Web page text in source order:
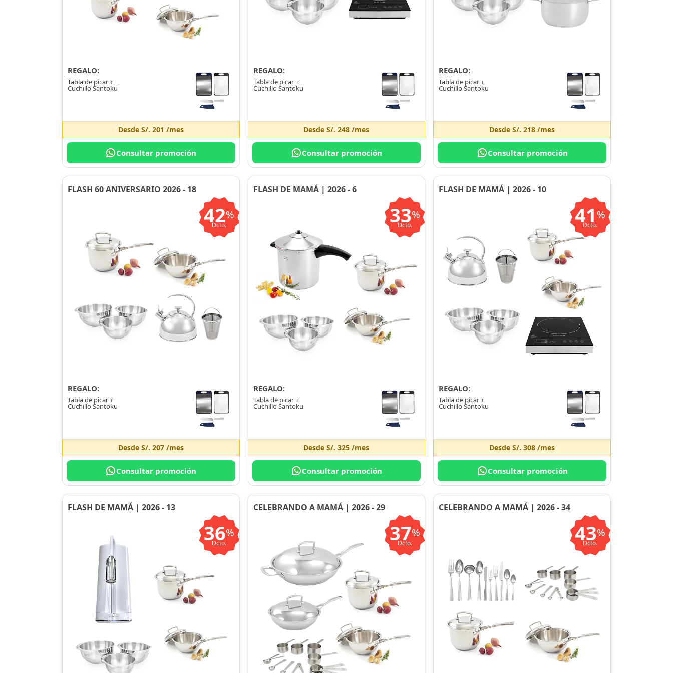
REGALO:
Tabla de picar +
Cuchillo Santoku
Desde S/. 201 /mes
Consultar promoción
REGALO:
Tabla de picar +
Cuchillo Santoku
DesdeS/. 248 /mes
Consultar promoción
REGALO:
Tabla de picar +
Cuchillo Santoku
DesdeS/. 218 /mes
Consultar promoción
FLASH 60 ANIVERSARIO 2026 - 18
42%
Dcto.
REGALO:
Tabla de picar +
Cuchillo Santoku
Desde S/. 207/mes
Consultar promoción
FLASH DE MAMÁ | 2026 - 6
33%
Dcto.
REGALO:
Tabla de picar +
Cuchillo Santoku
DesdeS/. 325 /mes
Consultar promoción
FLASH DE MAMÁ | 2026 - 10
41 %
Dcto.
REGALO:
Tabla de picar +
Cuchillo Santoku
DesdeS/. 308 /mes
Consultar promoción
FLASH DE MAMÁ | 2026 - 13
36%
Dcto.
CELEBRANDO A MAMÁ | 2026 - 29
37%
Dcto.
CELEBRANDO A MAMÁ | 2026 - 34
43%
Dcto.